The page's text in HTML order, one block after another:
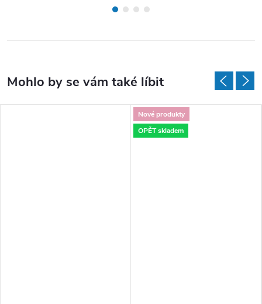
Nové produkty
OPĚT skladem